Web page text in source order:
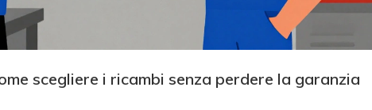
scegliere i ricambi senza perdere la garanzia